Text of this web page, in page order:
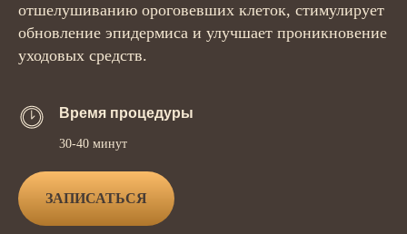
отшелушиванию ороговевших клеток, стимулирует
обновление эпидермиса и улучшает проникновение
уходовых средств.
Время процедуры
30-40 минут
ЗАПИСАТЬСЯ